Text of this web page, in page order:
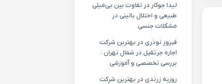
لیدا جوکار در تفاوت بین بی‌میلی
طبیعی و اختلال بالینی در
مشکلات جنسی
فیروز نوذری در بهترین شرکت
اجاره جرثقیل در شمال تهران :
بررسی تخصصی و آموزشی
روزبه زرندی در بهترین شرکت